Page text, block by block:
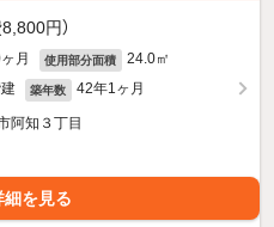
円）
月 使用部分面積 24.0㎡
築年数 42年1ヶ月
阿知３丁目
細を見る